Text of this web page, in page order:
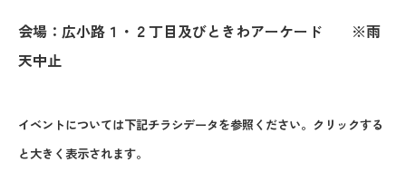
会場：広小路１・２丁目及びときわアーケード ※雨
天中止
イベントについては下記チラシデータを参照ください。クリックする
と大きく表示されます。